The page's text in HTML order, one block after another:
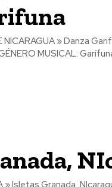
MUSICAL: